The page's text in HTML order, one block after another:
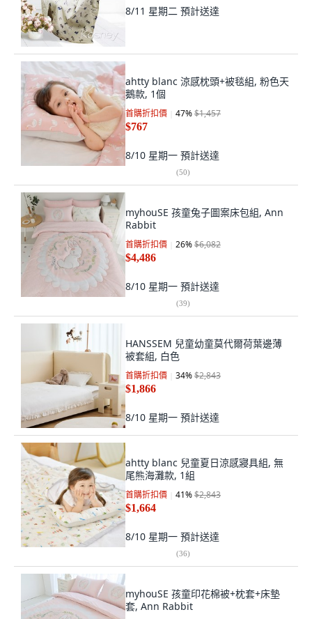
8/11 星期二 預計送達
ahtty blanc 涼感枕頭+被毯組, 粉色天
鵝款, 1個
首購折扣價 47%$1,457
$767
8/10 星期一 預計送達
(50)
myhouSE 孩童兔子圖案床包組, Ann
Rabbit
首購折扣價 26%$6,082
$4,486
8/10 星期一 預計送達
(39)
HANSSEM 兒童幼童莫代爾荷葉邊薄
被套組, 白色
首購折扣價 34%$2,843
$1,866
8/10 星期一 預計送達
ahtty blanc 兒童夏日涼感寢具組, 無
尾熊海灘款, 1組
首購折扣價 41%$2,843
$1,664
8/10 星期一 預計送達
(36)
myhouSE 孩童印花棉被+枕套+床墊
套, Ann Rabbit